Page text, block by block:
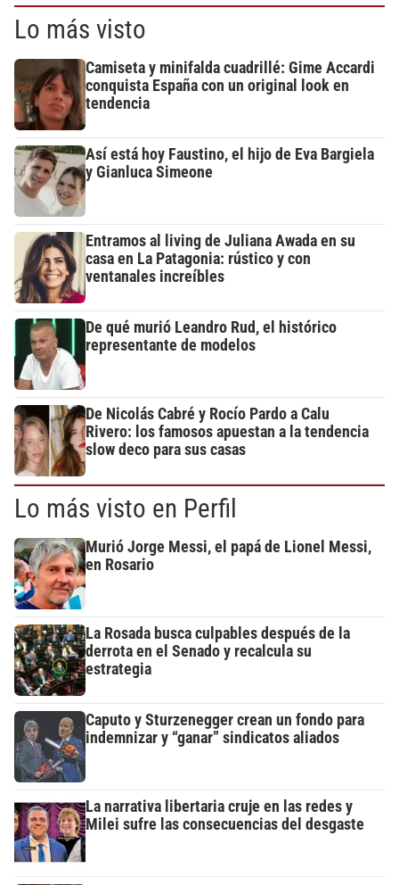
Lo más visto
Camiseta y minifalda cuadrillé: Gime Accardi
conquista España con un original look en
tendencia
Así está hoy Faustino, el hijo de Eva Bargiela
y Gianluca Simeone
Entramos al living de Juliana Awada en su
casa en La Patagonia: rústico y con
ventanales increíbles
De qué murió Leandro Rud, el histórico
representante de modelos
De Nicolás Cabré y Rocío Pardo a Calu
Rivero: los famosos apuestan a la tendencia
slow deco para sus casas
Lo más visto en Perfil
Murió Jorge Messi, el papá de Lionel Messi,
en Rosario
La Rosada busca culpables después de la
derrota en el Senado y recalcula su
estrategia
Caputo y Sturzenegger crean un fondo para
indemnizar y “ganar” sindicatos aliados
La narrativa libertaria cruje en las redes y
Milei sufre las consecuencias del desgaste